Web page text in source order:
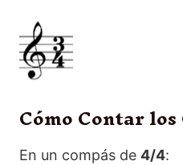
Cómo Contar los
En un compás de 4/4: